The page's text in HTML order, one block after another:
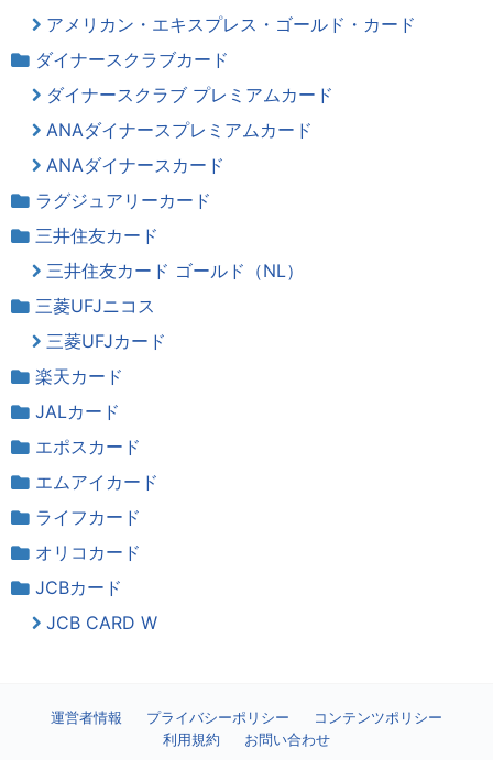
アメリカン・エキスプレス・ゴールド・カード
ダイナースクラブカード
ダイナースクラブ プレミアムカード
ANAダイナースプレミアムカード
ANAダイナースカード
ラグジュアリーカード
三井住友カード
三井住友カード ゴールド（NL）
三菱UFJニコス
三菱UFJカード
楽天カード
JALカード
エポスカード
エムアイカード
ライフカード
オリコカード
JCBカード
JCB CARD W
運営者情報 プライバシーポリシー
コンテンツポリシー
利用規約
お問い合わせ